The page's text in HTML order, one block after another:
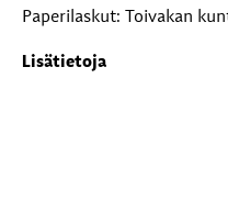
Paperilaskut: Toivakan
Lisätietoja